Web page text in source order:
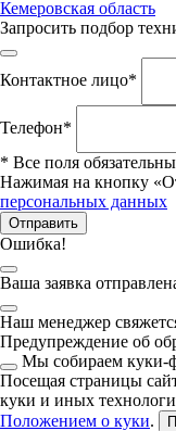
Кемеровская область
Запросить подбор
Контактное лицо*
Телефон*
* Все поля
Нажимая на кнопку
персональных данных
Отправить
Ошибка!
Ваша заявка
Наш менеджер
Предупреждение об
Мы собираем куки-
Посещая страницы
куки и иных
Положением о куки.